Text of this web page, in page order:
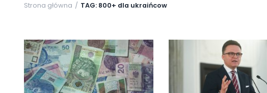
Strona główna TAG: 800+ dla ukraińcow